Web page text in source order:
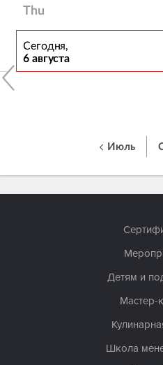
Thu
Сегодня,
6 августа
Июль
Детям и
Мастер-
Школа